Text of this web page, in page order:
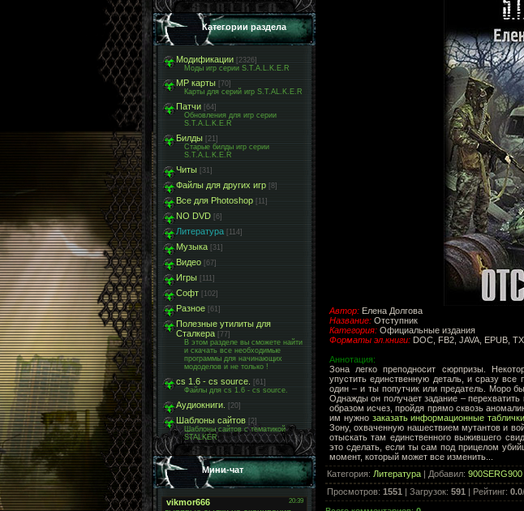
Категории раздела
Модификации [2326]
Моды игр серии S.T.A.L.K.E.R
МР карты
[70]
Карты для серий игр S.T.AL.K.E.R
Патчи [64]
Обновления для игр серии
S.T.A.L.K.E.R
Билды [21]
Старые билды игр серии
S.T.A.L.K.E.R
Читы [31]
Файлы для других игр [8]
Все для Photoshop [11]
NO DVD [6]
Литература [114]
Музыка [31]
Видео [67]
Игры [111]
Софт [102]
Разное [61]
Полезные утилиты для
Сталкера [77]
В этом разделе вы сможете найти
и скачать все необходимые
программы для начинающих
мододелов и не только !
cs 1.6 - cs source.
[61]
Файлы для cs 1.6 - cs source.
Аудиокниги. [20]
Шаблоны сайтов [2]
Шаблоны сайтов с тематикой
STALKER
Мини-чат
Автор: Елена Долгова
Название: Отступник
Категория: Официальные издания
Форматы эл.книги: DOC, FB2, JAVA, EPUB,
Аннотация:
Зона легко преподносит сюрпризы.
упустить единственную деталь, и сразу
один – и ты попутчик или предатель. Моро
Однажды он получает задание –
образом исчез, пройдя прямо сквозь
им нужно заказать информационные таблички
Зону, охваченную нашествием мутантов и
отыскать там единственного выжившего
это сделать, если ты сам под прицелом
момент, который может все изменить...
Категория: Литература | Добавил: 900SERG900
Просмотров: 1551 | Загрузок: 591 | Рейтинг: 0.0/